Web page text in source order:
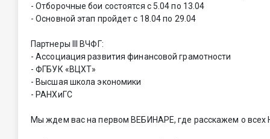
- Отборочные бои состоятся с 5.04 по 13.04
- Основной этап пройдет с 18.04 по 29.04
Партнеры III ВЧФГ:
- Ассоциация развития финансовой грамотности
- ФГБУК «ВЦХТ»
- Высшая школа экономики
- РАНХиГС
Мы ждем вас на первом ВЕБИНАРЕ, где расскажем о